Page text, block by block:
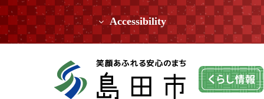
Accessibility